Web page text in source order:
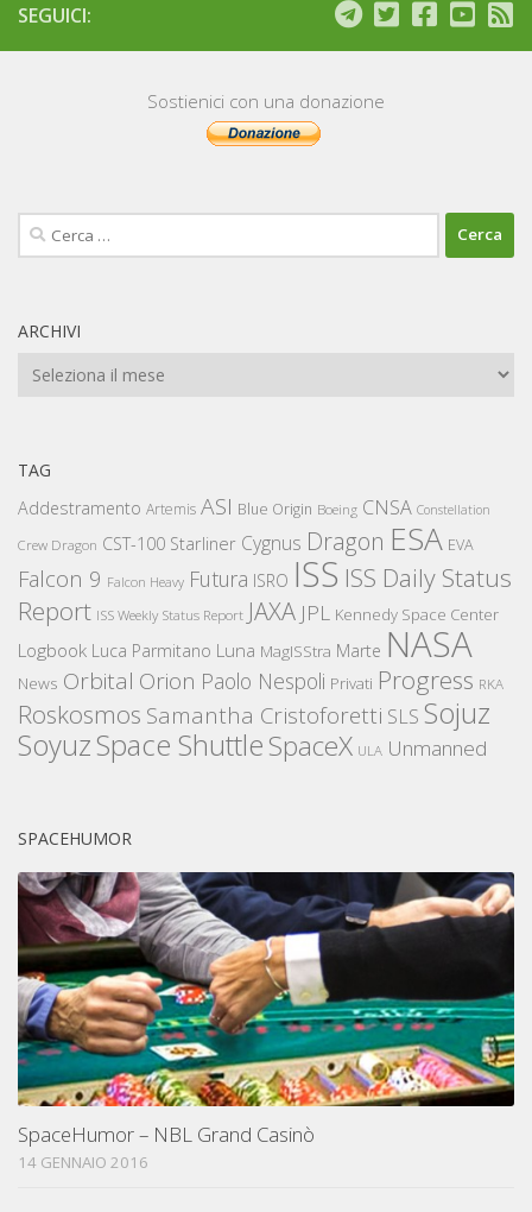
SEGUICI:
Sostienici con una donazione
Ricerca
per:
ARCHIVI
Archivi
TAG
Addestramento Artemis ASI Blue Origin Boeing CNSA Constellation
Crew Dragon CST-100 Starliner Cygnus Dragon ESA EVA
Falcon 9 Falcon Heavy Futura ISRO ISS ISS Daily Status
Report ISS Weekly Status Report JAXA JPL Kennedy Space Center
Logbook Luca Parmitano Luna MagISStra Marte NASA
News Orbital Orion Paolo Nespoli Privati Progress RKA
Roskosmos Samantha Cristoforetti SLS Sojuz
SoyuzSpace ShuttleSpaceX ULA Unmanned
SPACEHUMOR
SpaceHumor – NBL Grand Casinò
14 GENNAIO 2016